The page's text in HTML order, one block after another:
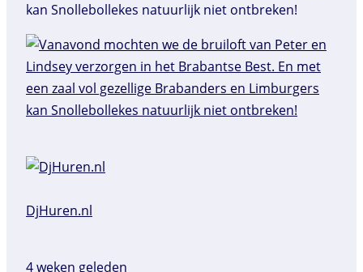
kan Snollebollekes natuurlijk niet ontbreken!
DjHuren.nl️
4 weken geleden